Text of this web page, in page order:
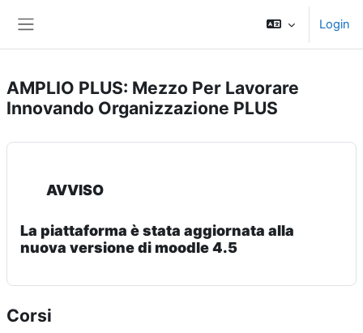
Login
AMPLIO PLUS: Mezzo Per Lavorare
Innovando Organizzazione PLUS
AVVISO
La piattaforma è stata aggiornata alla
nuova versione di moodle 4.5
Corsi